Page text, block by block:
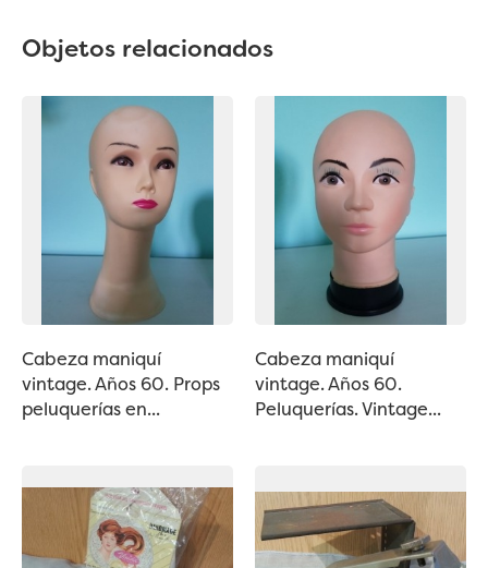
Objetos relacionados
Cabeza maniquí
vintage. Años 60. Props
peluquerías en...
Cabeza maniquí
vintage. Años 60.
Peluquerías. Vintage...